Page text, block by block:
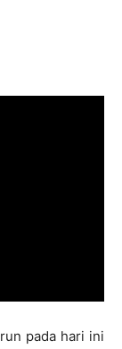
pada hari ini